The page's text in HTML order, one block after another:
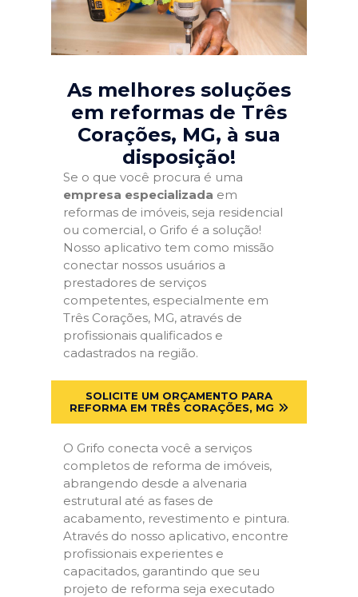
As melhores soluções
em reformas de Três
Corações, MG, à sua
disposição!
Se o que você procura é uma
empresa especializada em
reformas de imóveis, seja residencial
ou comercial, o Grifo é a solução!
Nosso aplicativo tem como missão
conectar nossos usuários a
prestadores de serviços
competentes, especialmente em
Três Corações, MG, através de
profissionais qualificados e
cadastrados na região.
SOLICITE UM ORÇAMENTO PARA
REFORMA EM TRÊS CORAÇÕES, MG
O Grifo conecta você a serviços
completos de reforma de imóveis,
abrangendo desde a alvenaria
estrutural até as fases de
acabamento, revestimento e pintura.
Através do nosso aplicativo, encontre
profissionais experientes e
capacitados, garantindo que seu
projeto de reforma seja executado